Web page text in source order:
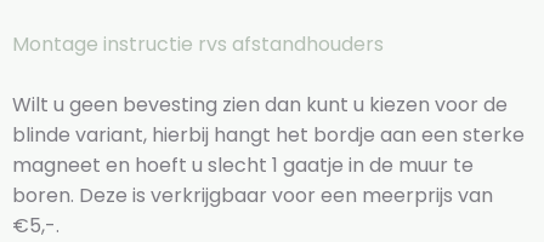
Montage instructie rvs afstandhouders
Wilt u geen bevesting zien dan kunt u kiezen voor de
blinde variant, hierbij hangt het bordje aan een sterke
magneet en hoeft u slecht 1 gaatje in de muur te
boren. Deze is verkrijgbaar voor een meerprijs van
€5,-.